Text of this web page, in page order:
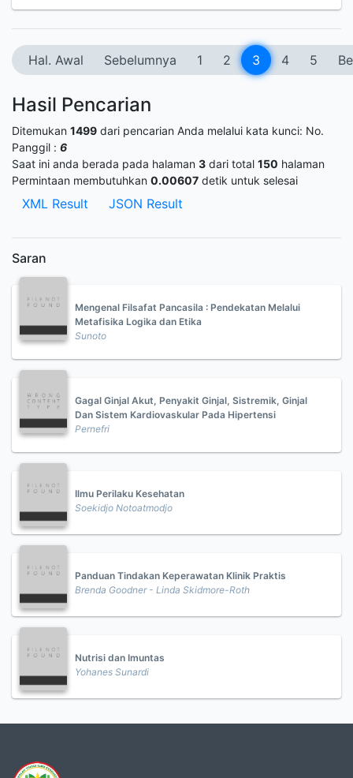
Hal. Awal Sebelumnya 1 2 3 4 5
Hasil Pencarian
Ditemukan 1499 dari pencarian Anda melalui kata kunci: No.
Panggil : 6
Saat ini anda berada pada halaman 3 dari total 150 halaman
Permintaan membutuhkan 0.00607 detik untuk selesai
XML Result JSON Result
Saran
Mengenal Filsafat Pancasila : Pendekatan Melalui
Metafisika Logika dan Etika
Sunoto
Gagal Ginjal Akut, Penyakit Ginjal, Sistremik, Ginjal
Dan Sistem Kardiovaskular Pada Hipertensi
Pernefri
Ilmu Perilaku Kesehatan
Soekidjo Notoatmodjo
Panduan Tindakan Keperawatan Klinik Praktis
Brenda Goodner - Linda Skidmore-Roth
Nutrisi dan Imuntas
Yohanes Sunardi